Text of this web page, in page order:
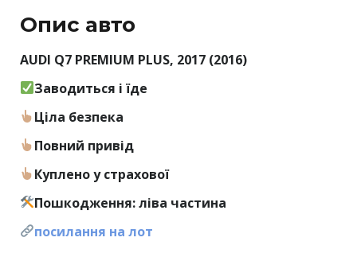
Опис авто
AUDI Q7 PREMIUM PLUS, 2017 (2016)
Заводиться і їде
Ціла безпека
Повний привід
Куплено у страхової
Пошкодження: ліва частина
посилання на лот